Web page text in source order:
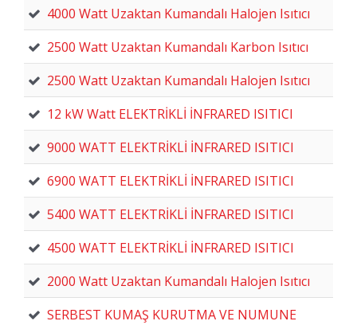
4000 Watt Uzaktan Kumandalı Halojen Isıtıcı
2500 Watt Uzaktan Kumandalı Karbon Isıtıcı
2500 Watt Uzaktan Kumandalı Halojen Isıtıcı
12 kW Watt ELEKTRİKLİ İNFRARED ISITICI
9000 WATT ELEKTRİKLİ İNFRARED ISITICI
6900 WATT ELEKTRİKLİ İNFRARED ISITICI
5400 WATT ELEKTRİKLİ İNFRARED ISITICI
4500 WATT ELEKTRİKLİ İNFRARED ISITICI
2000 Watt Uzaktan Kumandalı Halojen Isıtıcı
SERBEST KUMAŞ KURUTMA VE NUMUNE